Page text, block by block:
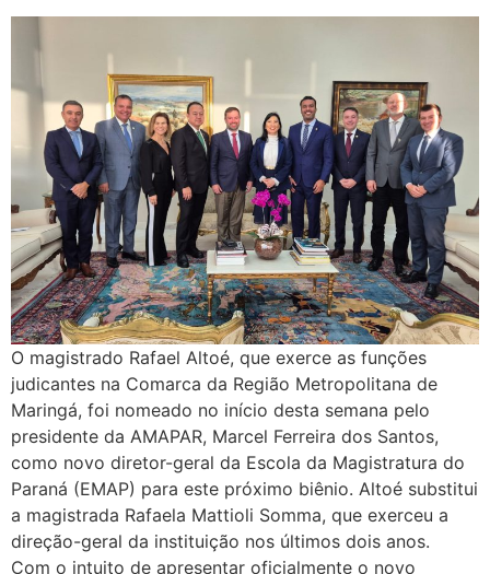
O magistrado Rafael Altoé, que exerce as funções
judicantes na Comarca da Região Metropolitana de
Maringá, foi nomeado no início desta semana pelo
presidente da AMAPAR, Marcel Ferreira dos Santos,
como novo diretor-geral da Escola da Magistratura do
Paraná (EMAP) para este próximo biênio. Altoé substitui
a magistrada Rafaela Mattioli Somma, que exerceu a
direção-geral da instituição nos últimos dois anos.
Com o intuito de apresentar oficialmente o novo